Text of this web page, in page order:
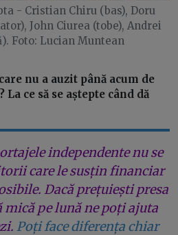
- Cristian Chiru (bas), Doru
John Ciurea (tobe), Andrei
Foto: Lucian Muntean
nu a auzit până acum de
ce să se aștepte când dă
independente nu se
care le susțin financiar
Dacă prețuiești presa
mică pe lună ne poți ajuta
Poți face diferența chiar